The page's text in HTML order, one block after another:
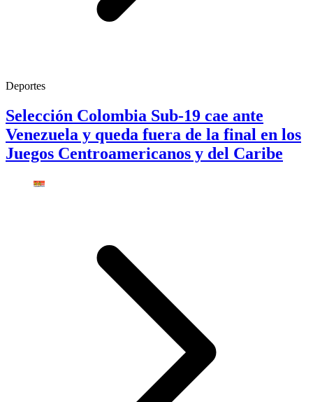
Deportes
Selección Colombia Sub-19 cae ante
Venezuela y queda fuera de la final en los
Juegos Centroamericanos y del Caribe